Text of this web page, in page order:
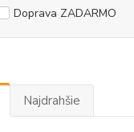
Doprava ZADARMO
Najdrahšie